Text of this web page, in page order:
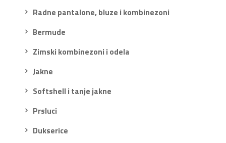
Radne pantalone, bluze i kombinezoni
Bermude
Zimski kombinezoni i odela
Jakne
Softshell i tanje jakne
Prsluci
Dukserice